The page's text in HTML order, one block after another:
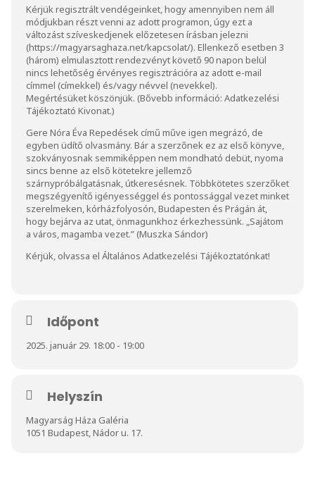
Kérjük regisztrált vendégeinket, hogy amennyiben nem áll
módjukban részt venni az adott programon, úgy ezt a
változást szíveskedjenek előzetesen írásban jelezni
(https://magyarsaghaza.net/kapcsolat/). Ellenkező esetben 3
(három) elmulasztott rendezvényt követő 90 napon belül
nincs lehetőség érvényes regisztrációra az adott e-mail
címmel (címekkel) és/vagy névvel (nevekkel).
Megértésüket köszönjük. (Bővebb információ: Adatkezelési
Tájékoztató Kivonat.)
Gere Nóra Éva Repedések című műve igen megrázó, de
egyben üdítő olvasmány. Bár a szerzőnek ez az első könyve,
szokványosnak semmiképpen nem mondható debüt, nyoma
sincs benne az első kötetekre jellemző
szárnypróbálgatásnak, útkeresésnek. Többkötetes szerzőket
megszégyenítő igényességgel és pontossággal vezet minket
szerelmeken, kórházfolyosón, Budapesten és Prágán át,
hogy bejárva az utat, önmagunkhoz érkezhessünk. „Sajátom
a város, magamba vezet.” (Muszka Sándor)
Kérjük, olvassa el Általános Adatkezelési Tájékoztatónkat!
Időpont
2025. január 29. 18:00 - 19:00
Helyszín
Magyarság Háza Galéria
1051 Budapest, Nádor u. 17.